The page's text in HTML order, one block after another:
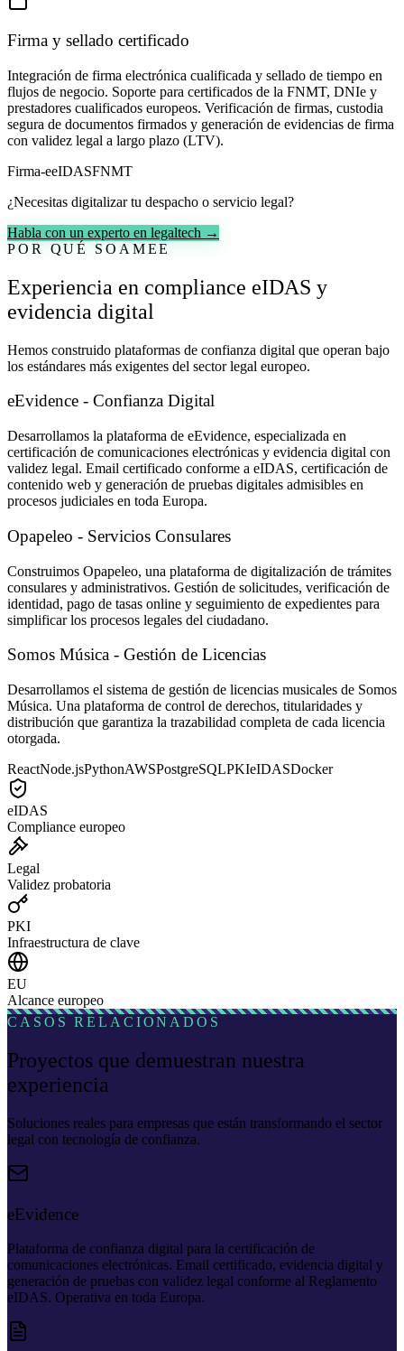
Firma y sellado certificado
Integración de firma electrónica cualificada y sellado de tiempo en
flujos de negocio. Soporte para certificados de la FNMT, DNIe y
prestadores cualificados europeos. Verificación de firmas, custodia
segura de documentos firmados y generación de evidencias de firma
con validez legal a largo plazo (LTV).
Firma-eeIDASFNMT
¿Necesitas digitalizar tu despacho o servicio legal?
Habla con un experto en legaltech →
POR QUÉ SOAMEE
Experiencia en compliance eIDAS y
evidencia digital
Hemos construido plataformas de confianza digital que operan bajo
los estándares más exigentes del sector legal europeo.
eEvidence - Confianza Digital
Desarrollamos la plataforma de eEvidence, especializada en
certificación de comunicaciones electrónicas y evidencia digital con
validez legal. Email certificado conforme a eIDAS, certificación de
contenido web y generación de pruebas digitales admisibles en
procesos judiciales en toda Europa.
Opapeleo - Servicios Consulares
Construimos Opapeleo, una plataforma de digitalización de trámites
consulares y administrativos. Gestión de solicitudes, verificación de
identidad, pago de tasas online y seguimiento de expedientes para
simplificar los procesos legales del ciudadano.
Somos Música - Gestión de Licencias
Desarrollamos el sistema de gestión de licencias musicales de Somos
Música. Una plataforma de control de derechos, titularidades y
distribución que garantiza la trazabilidad completa de cada licencia
otorgada.
ReactNode.jsPythonAWSPostgreSQLPKIeIDASDocker
eIDAS
Compliance europeo
Legal
Validez probatoria
PKI
Infraestructura de clave
EU
Alcance europeo
CASOS RELACIONADOS
Proyectos que demuestran nuestra
experiencia
Soluciones reales para empresas que están transformando el sector
legal con tecnología de confianza.
eEvidence
Plataforma de confianza digital para la certificación de
comunicaciones electrónicas. Email certificado, evidencia digital y
generación de pruebas con validez legal conforme al Reglamento
eIDAS. Operativa en toda Europa.